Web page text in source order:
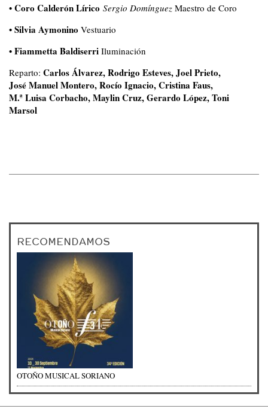
• Coro Calderón Lírico Sergio Domínguez Maestro de Coro
• Silvia Aymonino Vestuario
• Fiammetta Baldiserri Iluminación
Reparto: Carlos Álvarez, Rodrigo Esteves, Joel Prieto,
José Manuel Montero, Rocío Ignacio, Cristina Faus,
M.ª Luisa Corbacho, Maylin Cruz, Gerardo López, Toni
Marsol
RECOMENDAMOS
OTOÑO MUSICAL SORIANO